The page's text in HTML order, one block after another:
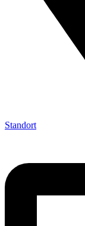
Standort